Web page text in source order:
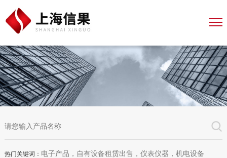
热门关键词： 电子产品，自有设备租赁出售，仪表仪器，机电设备